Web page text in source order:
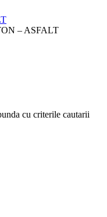
– ASFALT
cu criterile cautarii